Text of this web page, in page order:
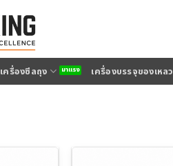
เครื่องซีลถุง เครื่องบรรจุของเหลว